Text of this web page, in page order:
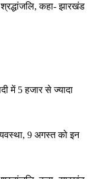
कहा- झारखंड
में 5 हजार से ज्यादा
9 अगस्त को इन